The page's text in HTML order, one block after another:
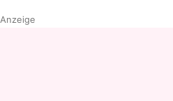
Anzeige